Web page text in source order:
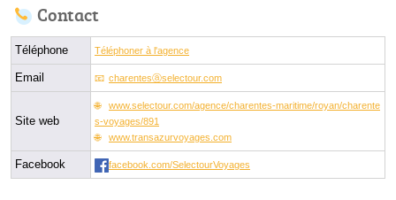
Contact
Téléphone Téléphoner à l'agence
Email charentesⓐselectour.com
Site web
www.selectour.com/agence/charentes-maritime/royan/charente
s-voyages/891
www.transazurvoyages.com
Facebook facebook.com/SelectourVoyages